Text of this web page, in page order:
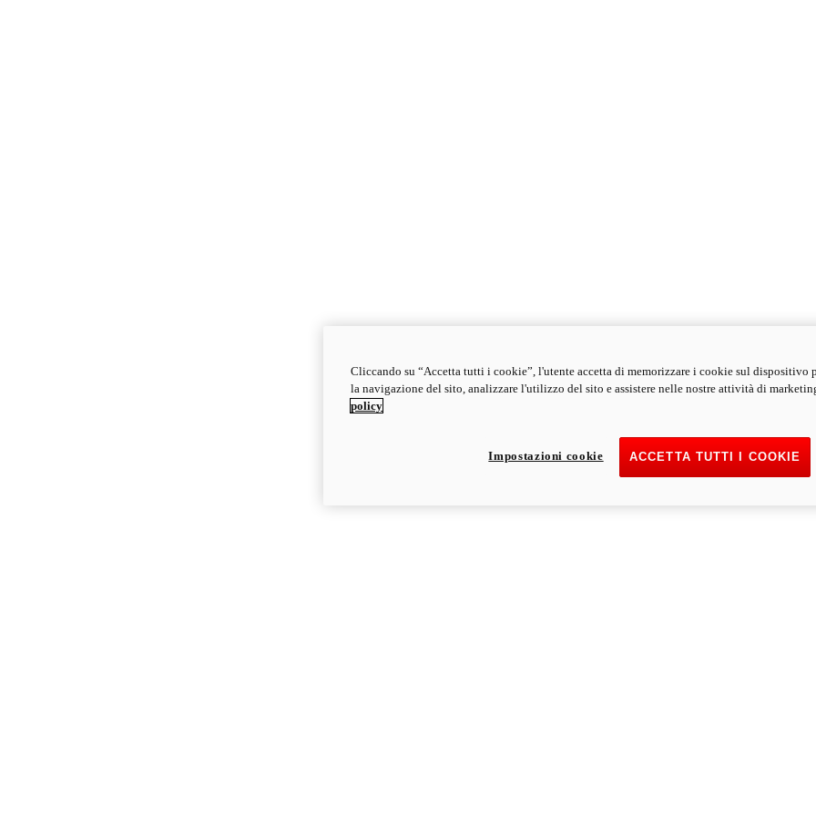
Cliccando su “Accetta tutti i cookie”, l'utente accetta di memorizzare i cookie sul dispositivo
la navigazione del sito, analizzare l'utilizzo del sito e assistere nelle nostre attività di
policy
ACCETTA TUTTI I COOKIE
Impostazioni cookie